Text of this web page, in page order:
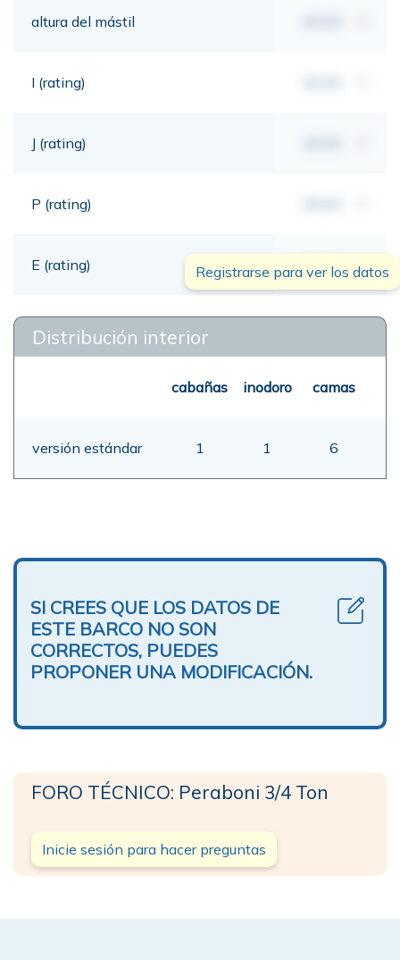
altura del mástil
I (rating)
J (rating)
P (rating)
E (rating) 00,00 mt
Registrarse para ver los datos
Distribución interior
cabañas inodoro camas
versión estándar 1 1 6
SI CREES QUE LOS DATOS DE
ESTE BARCO NO SON
CORRECTOS, PUEDES
PROPONER UNA MODIFICACIÓN.
FORO TÉCNICO: Peraboni 3/4 Ton
Inicie sesión para hacer preguntas